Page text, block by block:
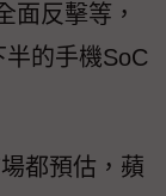
面反擊等，
的手機SoC
都預估，蘋